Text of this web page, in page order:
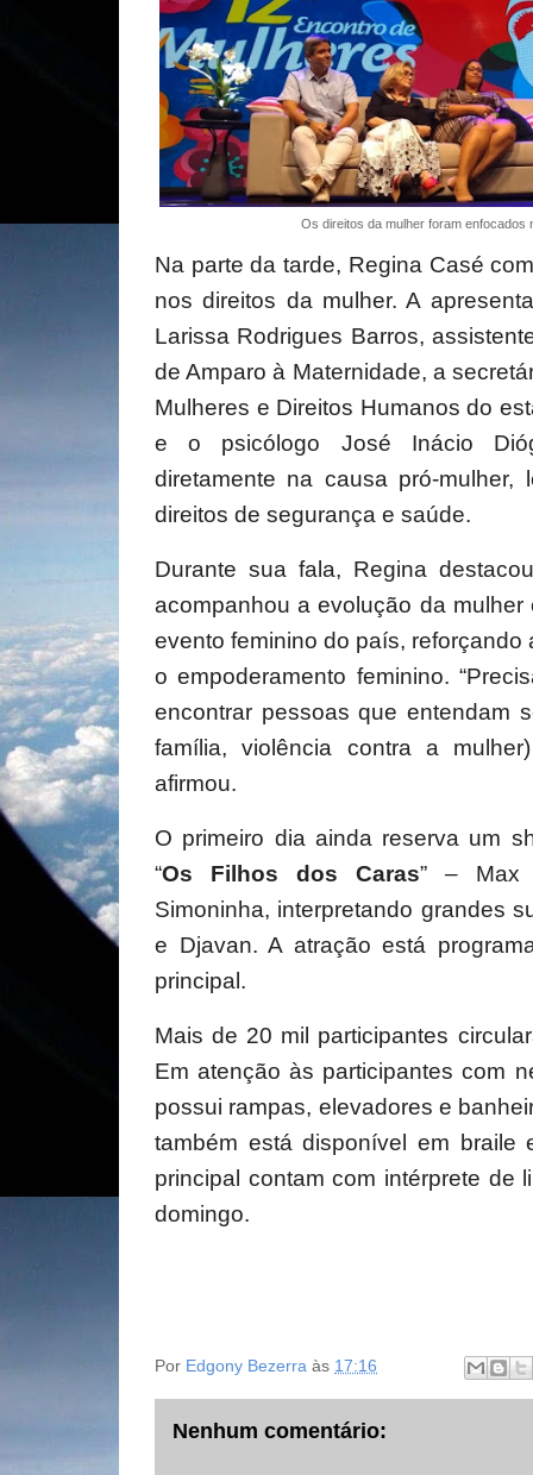
Os direitos da mulher foram enfocados
Na parte da tarde, Regina Casé
nos direitos da mulher. A
Larissa Rodrigues Barros,
de Amparo à Maternidade, a
Mulheres e Direitos Humanos do
e o psicólogo José Inácio
diretamente na causa pró-mulher,
direitos de segurança e saúde.
Durante sua fala, Regina
acompanhou a evolução da
evento feminino do país, reforçando
o empoderamento feminino.
encontrar pessoas que entendam
família, violência contra a
afirmou.
O primeiro dia ainda reserva um
“Os Filhos dos Caras” – Max
Simoninha, interpretando grandes
e Djavan. A atração está
principal.
Mais de 20 mil participantes
Em atenção às participantes com
possui rampas, elevadores e
também está disponível em
principal contam com intérprete de
domingo.
Por Edgony Bezerra às 17:16
Nenhum comentário: